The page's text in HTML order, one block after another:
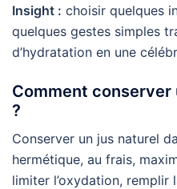
Insight : choisir quelques
quelques gestes simples
d’hydratation en une
Comment conserver
?
Conserver un jus naturel
hermétique, au frais,
limiter l’oxydation, remplir